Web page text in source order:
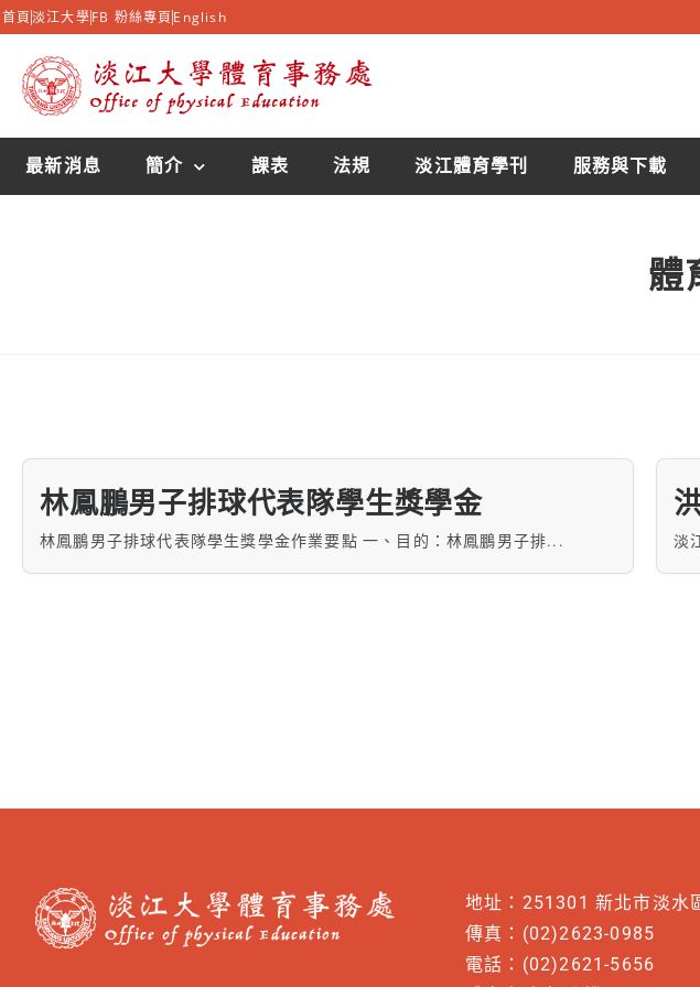
首頁淡江大學FB 粉絲專頁 English
最新消息 簡介 課表 法規 淡江體育學刊 服務與下載
體
林鳳鵬男子排球代表隊學生獎學金
林鳳鵬男子排球代表隊學生獎學金作業要點 一、目的：林鳳鵬男子排... 淡
地址：251301 新北市淡水
傳真：(02)2623-0985
電話：(02)2621-5656